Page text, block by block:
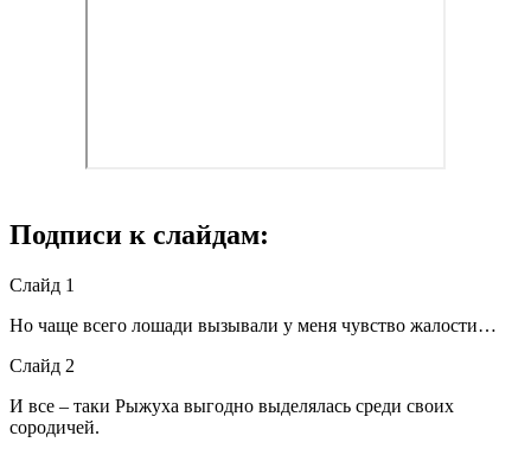
Подписи к слайдам:
Слайд 1
Но чаще всего лошади вызывали у меня чувство жалости…
Слайд 2
И все – таки Рыжуха выгодно выделялась среди своих
сородичей.